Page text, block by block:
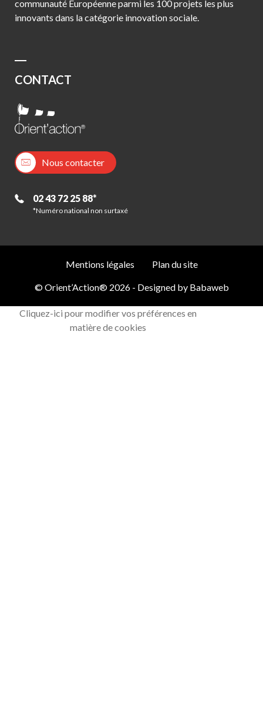
communauté Européenne parmi les 100 projets les plus
innovants dans la catégorie innovation sociale.
CONTACT
Nous contacter
02 43 72 25 88*
*Numéro national non surtaxé
© Orient’Action® 2026 - Designed by Babaweb
Mentions légales Plan du site
Cliquez-ici pour modifier vos préférences en
matière de cookies